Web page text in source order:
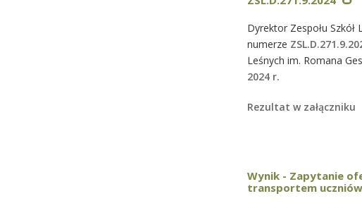
Dyrektor Zespołu Szkół
numerze
Leśnych im. Romana
2024 r.
Rezultat w załączniku
Wynik - Zapytanie
transportem